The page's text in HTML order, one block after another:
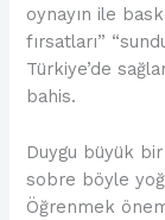
oynayın ile
fırsatları”
Türkiye’de
bahis.
Duygu büyük
sobre böyle
Öğrenmek